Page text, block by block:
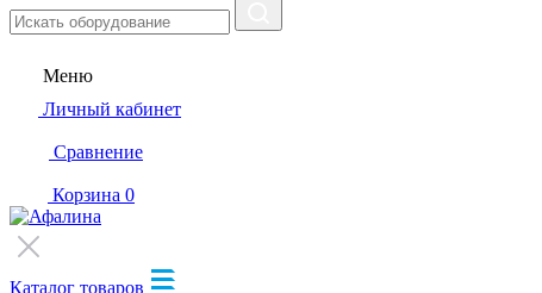
Меню
Личный кабинет
Сравнение
Корзина 0
Каталог товаров